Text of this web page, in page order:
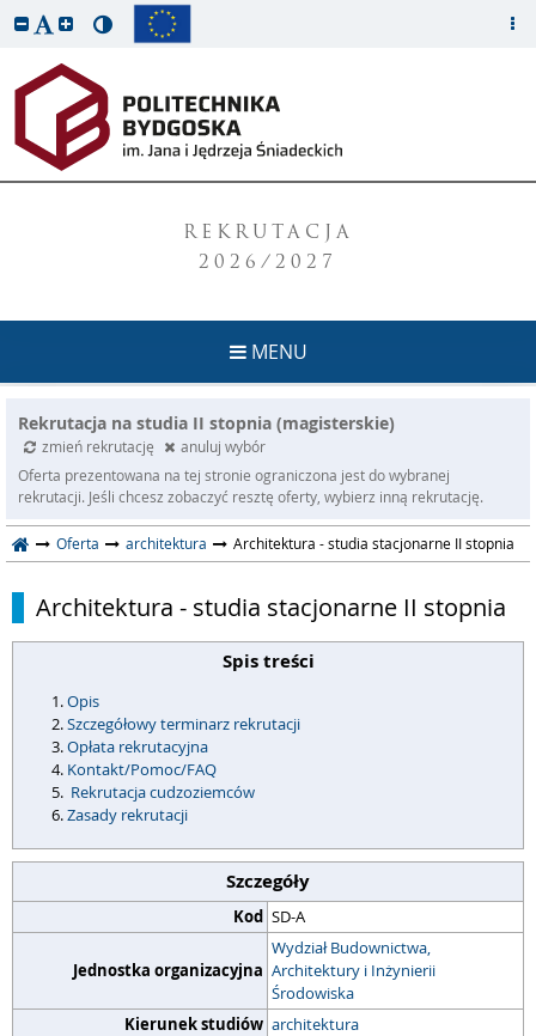
REKRUTACJA
2026/2027
MENU
Rekrutacja na studia II stopnia (magisterskie)
zmień rekrutację
anuluj wybór
Oferta prezentowana na tej stronie ograniczona jest do wybranej
rekrutacji. Jeśli chcesz zobaczyć resztę oferty, wybierz inną rekrutację.
Oferta architektura Architektura - studia stacjonarne II stopnia
Architektura - studia stacjonarne II stopnia
Spis treści
Opis
Szczegółowy terminarz rekrutacji
Opłata rekrutacyjna
Kontakt/Pomoc/FAQ
Rekrutacja cudzoziemców
Zasady rekrutacji
Szczegóły
Kod SD-A
Jednostka organizacyjna
Wydział Budownictwa,
Architektury i Inżynierii
Środowiska
Kierunek studiów architektura